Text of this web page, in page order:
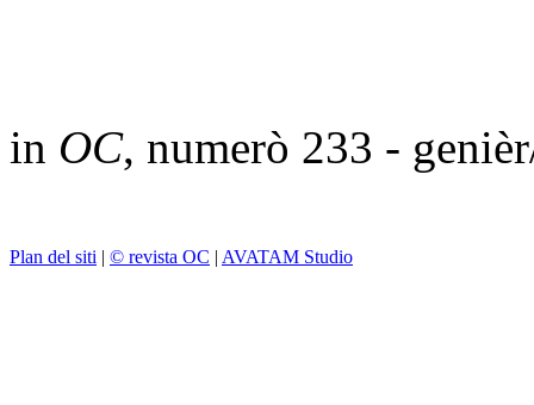
in OC, numerò 233 -
Plan del siti | © revista OC | AVATAM Studio